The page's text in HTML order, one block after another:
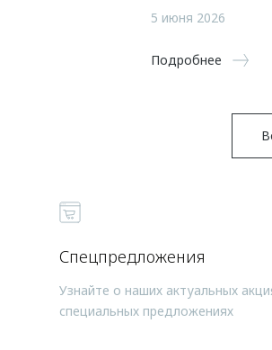
5 июня 2026
Подробнее
Спецпредложения
Узнайте о наших актуальных
специальных предложениях